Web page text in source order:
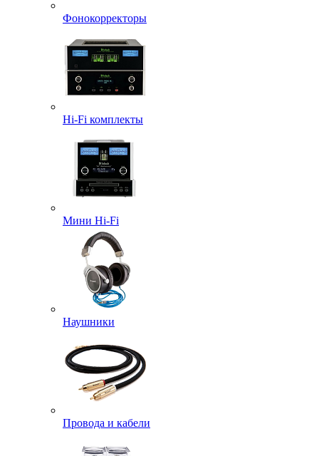
Фонокорректоры
Hi-Fi комплекты
Мини Hi-Fi
Наушники
Провода и кабели